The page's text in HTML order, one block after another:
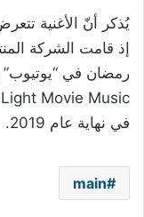
يُذكر أنّ الأغنية
إذ قامت الشركة
في نهاية عام 2019.
main